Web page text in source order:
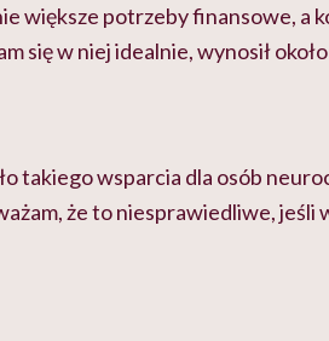
większe potrzeby finansowe, a
się w niej idealnie, wynosił
takiego wsparcia dla osób
że to niesprawiedliwe, jeśli